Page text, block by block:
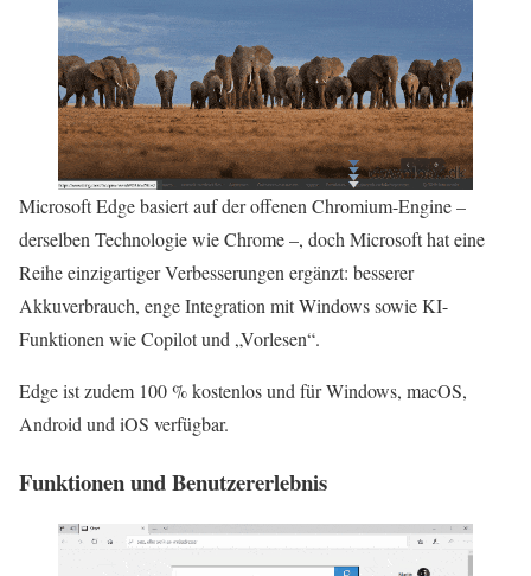
Microsoft Edge basiert auf der offenen Chromium-Engine –
derselben Technologie wie Chrome –, doch Microsoft hat eine
Reihe einzigartiger Verbesserungen ergänzt: besserer
Akkuverbrauch, enge Integration mit Windows sowie KI-
Funktionen wie Copilot und „Vorlesen“.
Edge ist zudem 100 % kostenlos und für Windows, macOS,
Android und iOS verfügbar.
Funktionen und Benutzererlebnis